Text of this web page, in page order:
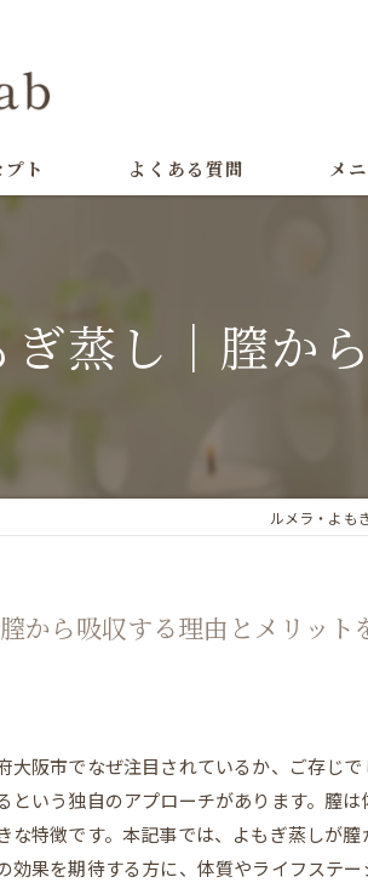
ト よくある質問 メ
ぎ蒸し｜膣か
ルメラ・よも
から吸収する理由とメリット
大阪市でなぜ注目されているか、ご存じ
という独自のアプローチがあります。膣
な特徴です。本記事では、よもぎ蒸しが
効果を期待する方に、体質やライフステ